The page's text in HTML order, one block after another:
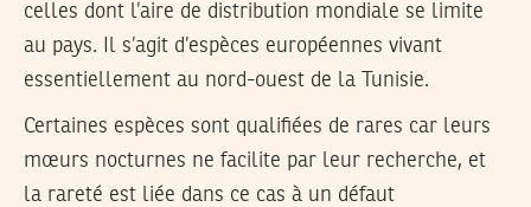
celles dont l’aire de distribution mondiale se limite
au pays. Il s’agit d’espèces européennes vivant
essentiellement au nord-ouest de la Tunisie.
Certaines espèces sont qualifiées de rares car leurs
mœurs nocturnes ne facilite par leur recherche, et
la rareté est liée dans ce cas à un défaut